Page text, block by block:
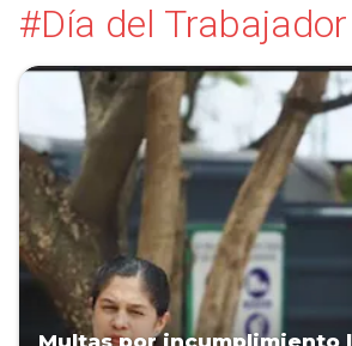
#Día del Trabajador